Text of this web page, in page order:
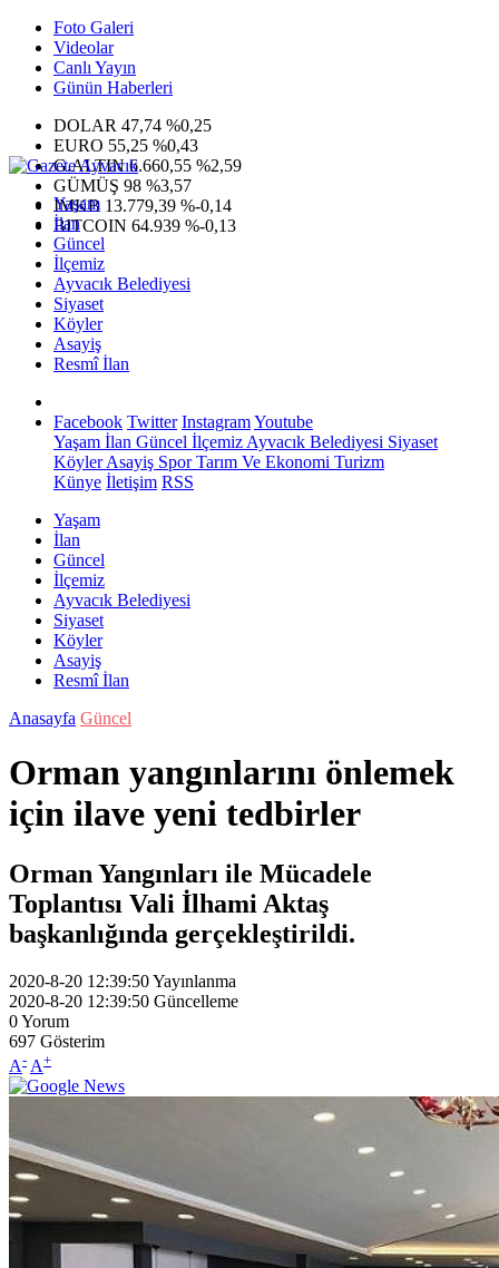
Foto Galeri
Videolar
Canlı Yayın
Günün Haberleri
DOLAR 47,74 %0,25
EURO 55,25 %0,43
G.ALTIN6.660,55 %2,59
GÜMÜŞ 98 %3,57
IMKB 13.779,39 %-0,14
BITCOIN 64.939 %-0,13
Yaşam
İlan
Güncel
İlçemiz
Ayvacık Belediyesi
Siyaset
Köyler
Asayiş
Resmî İlan
Facebook Twitter InstagramYoutube
Yaşam İlan Güncel İlçemiz Ayvacık Belediyesi Siyaset
KöylerAsayiş SporTarım Ve Ekonomi Turizm
Künye İletişim RSS
Yaşam
İlan
Güncel
İlçemiz
Ayvacık Belediyesi
Siyaset
Köyler
Asayiş
Resmî İlan
Anasayfa Güncel
Orman yangınlarını önlemek
için ilave yeni tedbirler
Orman Yangınları ile Mücadele
Toplantısı Vali İlhami Aktaş
başkanlığında gerçekleştirildi.
2020-8-20 12:39:50Yayınlanma
2020-8-20 12:39:50 Güncelleme
0Yorum
697 Gösterim
A- A+